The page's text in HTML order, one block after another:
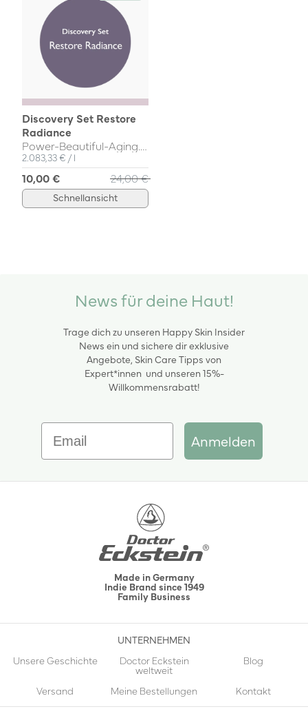
Discovery Set Restore
Radiance
Einzelpreis
2.083,33 € / pro
l
10,00 € 24,00 €
Schnellansicht
News für deine Haut!
Trage dich zu unseren Happy Skin Insider
News ein und sichere dir exklusive
Angebote, Skin Care Tipps von
Expert*innen und unseren 15%-
Willkommensrabatt!
Email
Anmelden
Made in Germany
Indie Brand since 1949
Family Business
UNTERNEHMEN
Unsere Geschichte
Doctor Eckstein
weltweit
Blog
Versand Meine Bestellungen Kontakt